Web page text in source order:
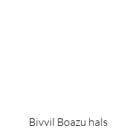
Bivvil Boazu hals